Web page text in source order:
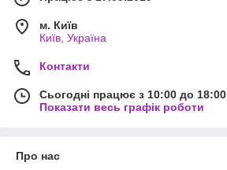
м. Київ
Київ, Україна
Контакти
Сьогодні працює з 10:00 до 18:00
Показати весь графік роботи
Про нас